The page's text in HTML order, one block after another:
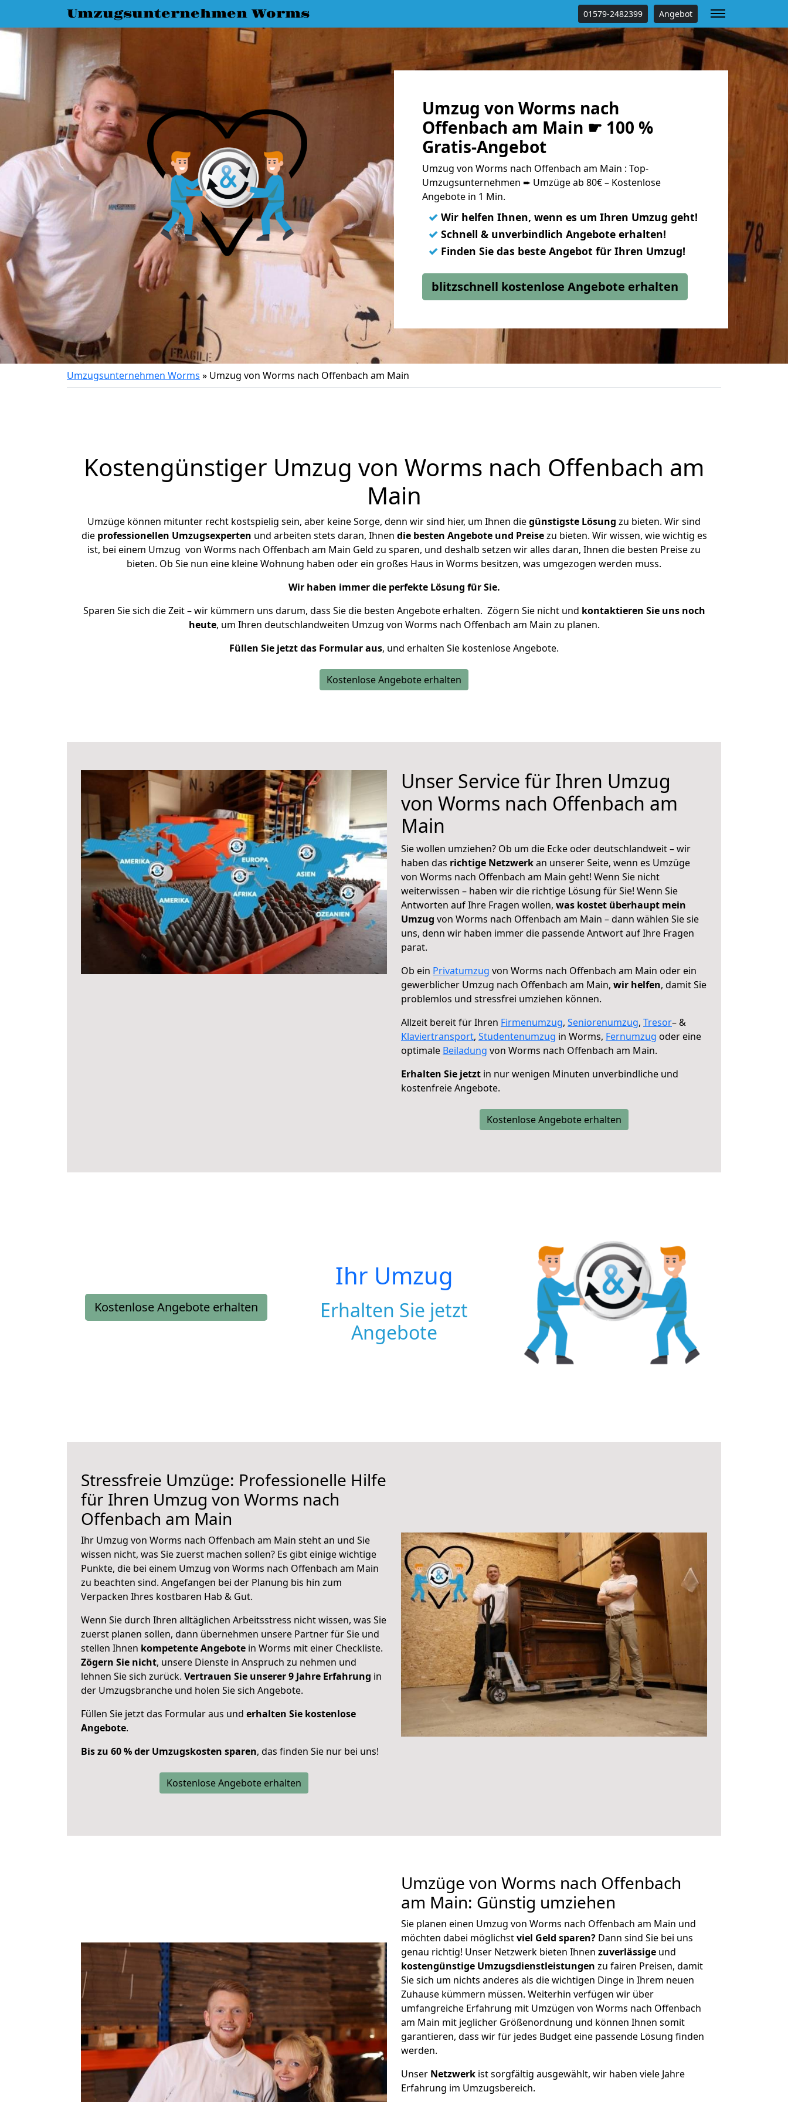
Umzugsunternehmen Worms 01579-2482399 Angebot
Umzug von Worms nach
Offenbach am Main ☛ 100 %
Gratis-Angebot
Umzug von Worms nach Offenbach am Main : Top-
Umzugsunternehmen ➨ Umzüge ab 80€ – Kostenlose
Angebote in 1 Min.
✓ Wir helfen Ihnen, wenn es um Ihren Umzug geht!
✓ Schnell & unverbindlich Angebote erhalten!
✓ Finden Sie das beste Angebot für Ihren Umzug!
blitzschnell kostenlose Angebote erhalten
Umzugsunternehmen Worms » Umzug von Worms nach Offenbach am Main
Kostengünstiger Umzug von Worms nach Offenbach am
Main
Umzüge können mitunter recht kostspielig sein, aber keine Sorge, denn wir sind hier, um Ihnen diegünstigste Lösung zu bieten. Wir sind
die professionellen Umzugsexperten und arbeiten stets daran, Ihnen die besten Angebote und Preisezu bieten. Wir wissen, wie wichtig es
ist, bei einem Umzug von Worms nach Offenbach am Main Geld zu sparen, und deshalb setzen wir alles daran, Ihnen die besten Preise zu
bieten. Ob Sie nun eine kleine Wohnung haben oder ein großes Haus in Worms besitzen, was umgezogen werden muss.
Wir haben immer die perfekte Lösung für Sie.
Sparen Sie sich die Zeit – wir kümmern uns darum, dass Sie die besten Angebote erhalten. Zögern Sie nicht und kontaktieren Sie uns noch
heute, um Ihren deutschlandweiten Umzug von Worms nach Offenbach am Main zu planen.
Füllen Sie jetzt das Formular aus, und erhalten Sie kostenlose Angebote.
Kostenlose Angebote erhalten
Unser Service für Ihren Umzug
von Worms nach Offenbach am
Main
Sie wollen umziehen? Ob um die Ecke oder deutschlandweit – wir
haben das richtige Netzwerkan unserer Seite, wenn es Umzüge
von Worms nach Offenbach am Main geht! Wenn Sie nicht
weiterwissen – haben wir die richtige Lösung für Sie! Wenn Sie
Antworten auf Ihre Fragen wollen, was kostet überhaupt mein
Umzug von Worms nach Offenbach am Main – dann wählen Sie sie
uns, denn wir haben immer die passende Antwort auf Ihre Fragen
parat.
Ob ein Privatumzug von Worms nach Offenbach am Main oder ein
gewerblicher Umzug nach Offenbach am Main, wir helfen, damit Sie
problemlos und stressfrei umziehen können.
Allzeit bereit für Ihren Firmenumzug, Seniorenumzug, Tresor– &
Klaviertransport, Studentenumzug in Worms, Fernumzug oder eine
optimale Beiladung von Worms nach Offenbach am Main.
Erhalten Sie jetzt in nur wenigen Minuten unverbindliche und
kostenfreie Angebote.
Kostenlose Angebote erhalten
Kostenlose Angebote erhalten
Ihr Umzug
Erhalten Sie jetzt
Angebote
Stressfreie Umzüge: Professionelle Hilfe
für Ihren Umzug von Worms nach
Offenbach am Main
Ihr Umzug von Worms nach Offenbach am Main steht an und Sie
wissen nicht, was Sie zuerst machen sollen? Es gibt einige wichtige
Punkte, die bei einem Umzug von Worms nach Offenbach am Main
zu beachten sind. Angefangen bei der Planung bis hin zum
Verpacken Ihres kostbaren Hab & Gut.
Wenn Sie durch Ihren alltäglichen Arbeitsstress nicht wissen, was Sie
zuerst planen sollen, dann übernehmen unsere Partner für Sie und
stellen Ihnen kompetente Angebote in Worms mit einer Checkliste.
Zögern Sie nicht, unsere Dienste in Anspruch zu nehmen und
lehnen Sie sich zurück. Vertrauen Sie unserer 9 Jahre Erfahrung in
der Umzugsbranche und holen Sie sich Angebote.
Füllen Sie jetzt das Formular aus und erhalten Sie kostenlose
Angebote.
Bis zu 60 % der Umzugskosten sparen, das finden Sie nur bei uns!
Kostenlose Angebote erhalten
Umzüge von Worms nach Offenbach
am Main: Günstig umziehen
Sie planen einen Umzug von Worms nach Offenbach am Main und
möchten dabei möglichstviel Geld sparen? Dann sind Sie bei uns
genau richtig! Unser Netzwerk bieten Ihnen zuverlässige und
kostengünstige Umzugsdienstleistungen zu fairen Preisen, damit
Sie sich um nichts anderes als die wichtigen Dinge in Ihrem neuen
Zuhause kümmern müssen. Weiterhin verfügen wir über
umfangreiche Erfahrung mit Umzügen von Worms nach Offenbach
am Main mit jeglicher Größenordnung und können Ihnen somit
garantieren, dass wir für jedes Budget eine passende Lösung finden
werden.
Unser Netzwerk ist sorgfältig ausgewählt, wir haben viele Jahre
Erfahrung im Umzugsbereich.